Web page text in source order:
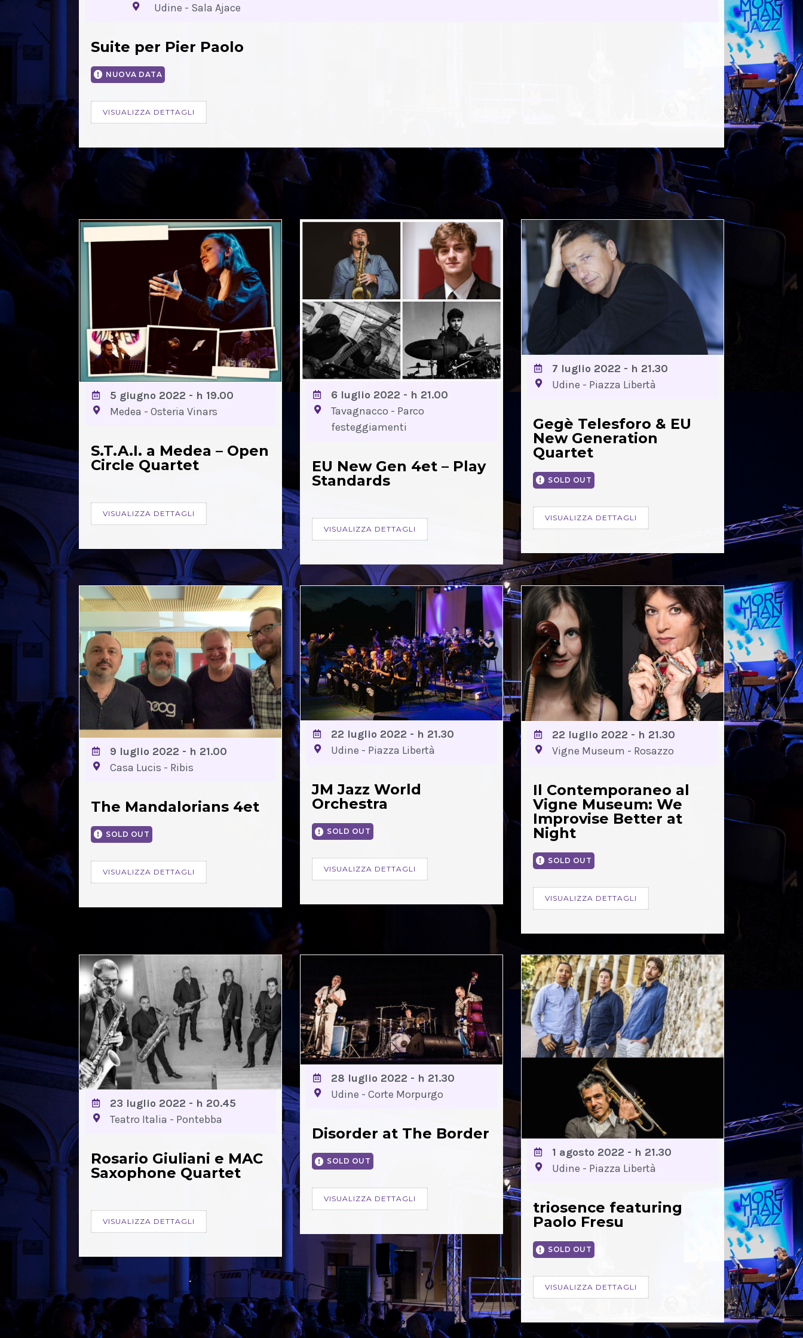
Udine - Sala Ajace
Suite per Pier Paolo
NUOVA DATA
VISUALIZZA DETTAGLI
5 giugno 2022 - h 19.00
Medea - Osteria Vinars
S.T.A.I. a Medea – Open
Circle Quartet
VISUALIZZA DETTAGLI
6 luglio 2022 - h 21.00
Tavagnacco - Parco
festeggiamenti
EU New Gen 4et – Play
Standards
VISUALIZZA DETTAGLI
7 luglio 2022 - h 21.30
Udine - Piazza Libertà
Gegè Telesforo & EU
New Generation
Quartet
SOLD OUT
VISUALIZZA DETTAGLI
9 luglio 2022 - h 21.00
Casa Lucis - Ribis
The Mandalorians 4et
SOLD OUT
VISUALIZZA DETTAGLI
22 luglio 2022 - h 21.30
Udine - Piazza Libertà
JM Jazz World
Orchestra
SOLD OUT
VISUALIZZA DETTAGLI
22 luglio 2022 - h 21.30
Vigne Museum - Rosazzo
Il Contemporaneo al
Vigne Museum: We
Improvise Better at
Night
SOLD OUT
VISUALIZZA DETTAGLI
23 luglio 2022 - h 20.45
Teatro Italia - Pontebba
Rosario Giuliani e MAC
Saxophone Quartet
VISUALIZZA DETTAGLI
28 luglio 2022 - h 21.30
Udine - Corte Morpurgo
Disorder at The Border
SOLD OUT
VISUALIZZA DETTAGLI
1 agosto 2022 - h 21.30
Udine - Piazza Libertà
triosence featuring
Paolo Fresu
SOLD OUT
VISUALIZZA DETTAGLI